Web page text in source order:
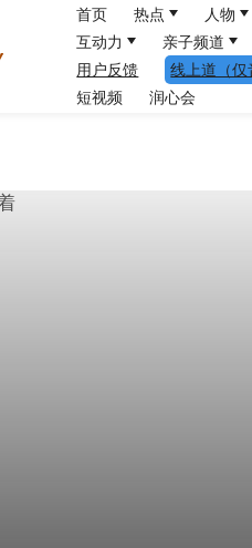
首页 热点 人物
互动力
亲子频道
用户反馈
线上道（仅
短视频
润心会